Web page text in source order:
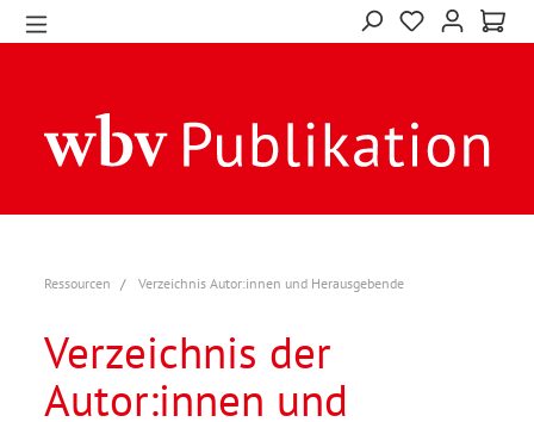
Ressourcen Verzeichnis Autor:innen und Herausgebende
Verzeichnis der
Autor:innen und